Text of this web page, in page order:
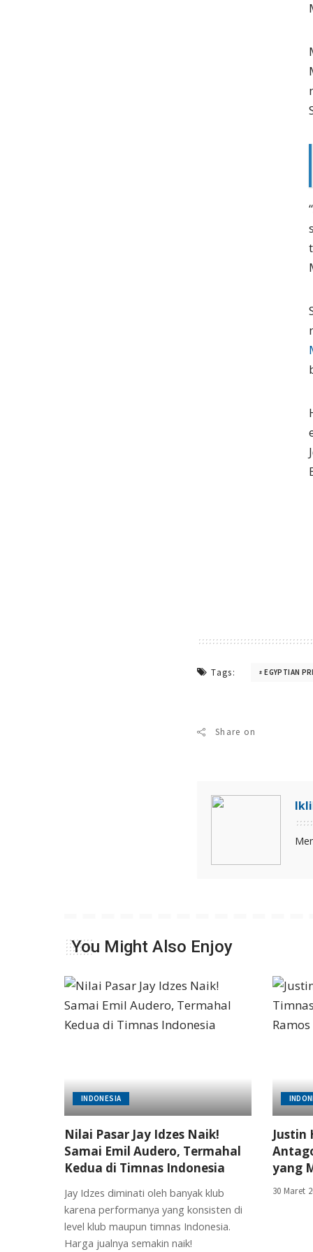
Tags: EGYPTIAN
Share on
You Might Also Enjoy
INDONESIA
Nilai Pasar Jay Idzes Naik!
Samai Emil Audero, Termahal
Kedua di Timnas Indonesia
Jay Idzes diminati oleh banyak klub
karena performanya yang konsisten di
level klub maupun timnas Indonesia.
Harga jualnya semakin naik!
Justin
yang
30 Maret